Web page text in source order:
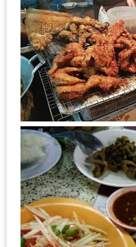
CHECKOUT
DRAFT
–
บาร์บีคิว
สาว
เหนือ
กับ
สลัด
หนุ่ม
บ้านนา
เมนู
เด็ด